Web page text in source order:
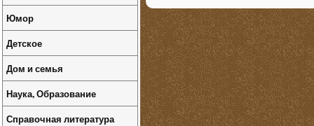
Юмор
Детское
Дом и семья
Наука, Образование
Справочная литература